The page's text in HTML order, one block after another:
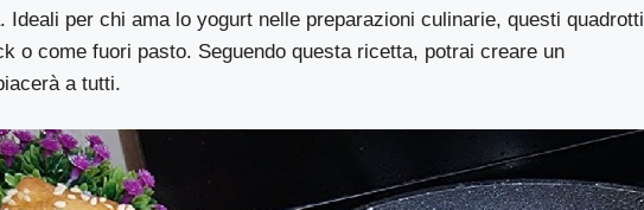
Ideali per chi ama lo yogurt nelle preparazioni culinarie, questi quadrotti
o come fuori pasto. Seguendo questa ricetta, potrai creare un
a tutti.